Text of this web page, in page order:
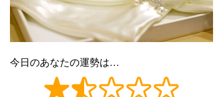
今日のあなたの運勢は…